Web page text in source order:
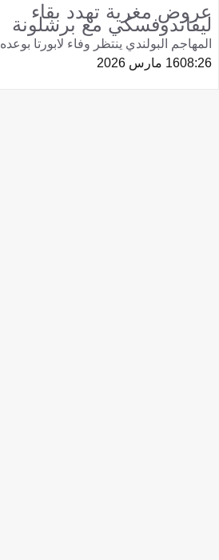
عروض مغرية تهدد بقاء
ليفاندوفسكي مع برشلونة
المهاجم البولندي ينتظر وفاء لابورتا بوعده
08:2616 مارس 2026